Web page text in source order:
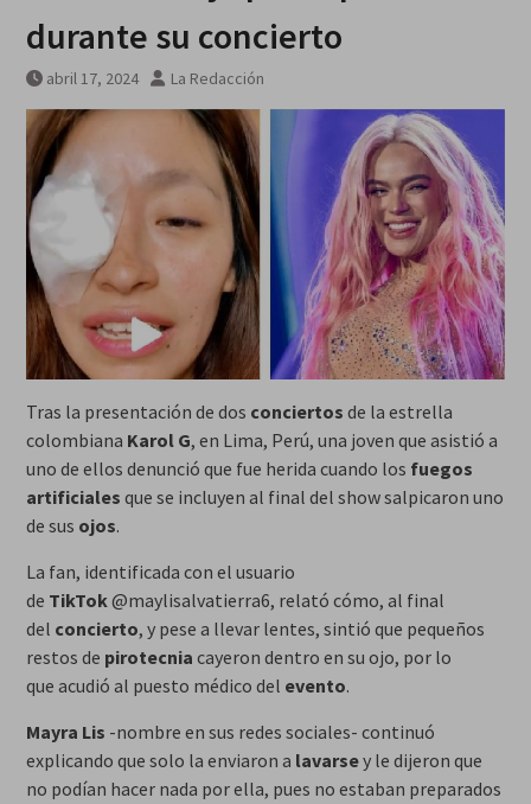
durante su concierto
abril 17, 2024 La Redacción
Tras la presentación de dos conciertos de la estrella
colombiana Karol G, en Lima, Perú, una joven que asistió a
uno de ellos denunció que fue herida cuando los fuegos
artificiales que se incluyen al final del show salpicaron uno
de sus ojos.
La fan, identificada con el usuario
de TikTok@maylisalvatierra6, relató cómo, al final
del concierto, y pese a llevar lentes, sintió que pequeños
restos de pirotecnia cayeron dentro en su ojo, por lo
que acudió al puesto médico del evento.
Mayra Lis -nombre en sus redes sociales- continuó
explicando que solo la enviaron a lavarsey le dijeron que
no podían hacer nada por ella, pues no estaban preparados